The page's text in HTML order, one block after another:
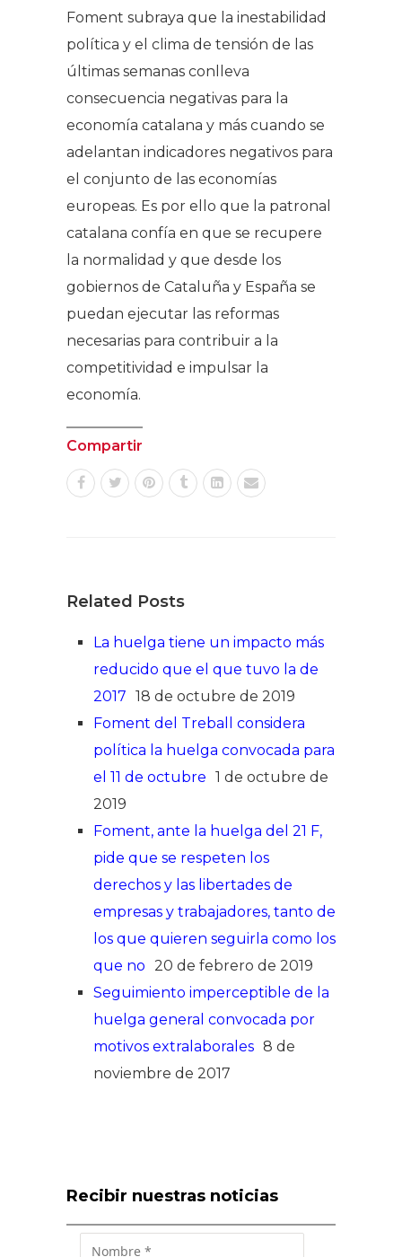
Foment subraya que la inestabilidad
política y el clima de tensión de las
últimas semanas conlleva
consecuencia negativas para la
economía catalana y más cuando se
adelantan indicadores negativos para
el conjunto de las economías
europeas. Es por ello que la patronal
catalana confía en que se recupere
la normalidad y que desde los
gobiernos de Cataluña y España se
puedan ejecutar las reformas
necesarias para contribuir a la
competitividad e impulsar la
economía.
Compartir
Related Posts
La huelga tiene un impacto más
reducido que el que tuvo la de
2017 18 de octubre de 2019
Foment del Treball considera
política la huelga convocada para
el 11 de octubre 1 de octubre de
2019
Foment, ante la huelga del 21 F,
pide que se respeten los
derechos y las libertades de
empresas y trabajadores, tanto de
los que quieren seguirla como los
que no 20 de febrero de 2019
Seguimiento imperceptible de la
huelga general convocada por
motivos extralaborales 8 de
noviembre de 2017
Recibir nuestras noticias